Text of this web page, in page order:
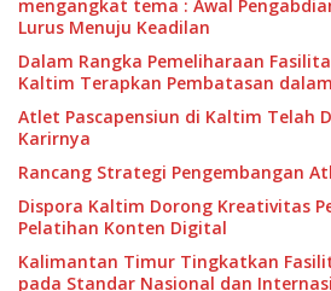
mengangkat tema : Awal
Lurus Menuju Keadilan
Dalam Rangka Pemeliharaan
Kaltim Terapkan Pembatasan
Atlet Pascapensiun di Kaltim Telah
Karirnya
Rancang Strategi Pengembangan
Dispora Kaltim Dorong Kreativitas
Pelatihan Konten Digital
Kalimantan Timur Tingkatkan
pada Standar Nasional dan